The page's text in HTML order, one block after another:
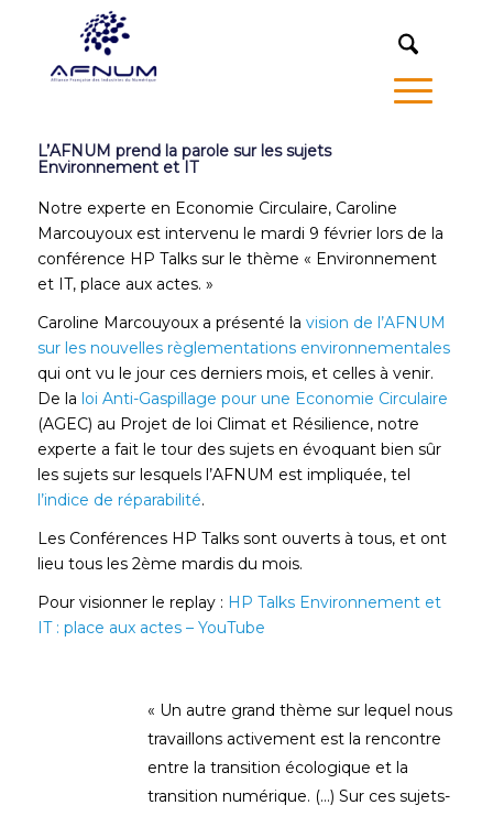
L’AFNUM prend la parole sur les sujets
Environnement et IT
Notre experte en Economie Circulaire, Caroline
Marcouyoux est intervenu le mardi 9 février lors de la
conférence HP Talks sur le thème « Environnement
et IT, place aux actes. »
Caroline Marcouyoux a présenté la vision de l’AFNUM
sur les nouvelles règlementations environnementales
qui ont vu le jour ces derniers mois, et celles à venir.
De la loi Anti-Gaspillage pour une Economie Circulaire
(AGEC) au Projet de loi Climat et Résilience, notre
experte a fait le tour des sujets en évoquant bien sûr
les sujets sur lesquels l’AFNUM est impliquée, tel
l’indice de réparabilité.
Les Conférences HP Talks sont ouverts à tous, et ont
lieu tous les 2ème mardis du mois.
Pour visionner le replay : HP Talks Environnement et
IT : place aux actes – YouTube
« Un autre grand thème sur lequel nous
travaillons activement est la rencontre
entre la transition écologique et la
transition numérique. (…) Sur ces sujets-